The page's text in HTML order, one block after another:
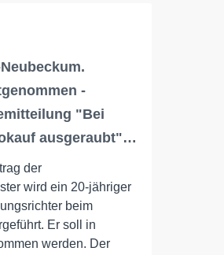
-
"Bei
ausgeraubt"…
der
wird ein 20-jähriger
beim
Er soll in
werden. Der